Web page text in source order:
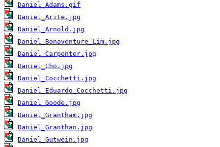
Daniel_Adams.gif
Daniel_Arite.jpg
Daniel_Arnold.jpg
Daniel_Bonaventure_Lim.jpg
Daniel_Carpenter.jpg
Daniel_Cho.jpg
Daniel_Cocchetti.jpg
Daniel_Eduardo_Cocchetti.jpg
Daniel_Goode.jpg
Daniel_Grantham.jpg
Daniel_Granthan.jpg
Daniel_Gutwein.jpg